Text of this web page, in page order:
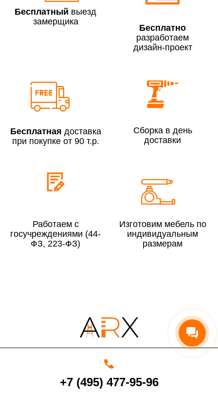
Сборка по Москве в будние дни при заказе:
До 300 000 руб.
Свыше 300 000 руб.
Сборка в выходные дни и вечернее время:
Срок возврата товара надлежащего качества составляет 30 дней с
момента получения товара.
Возврат переведенных средств производится на Ваш банковский
счет в течение 5-30 рабочих дней (срок зависит от банка, который
Бесплатный выезд
замерщика
Бесплатно
разработаем
дизайн-проект
Бесплатная доставка
при покупке от 90 т.р.
Сборка в день
доставки
Работаем с
госучреждениями (44-
ФЗ, 223-ФЗ)
Изготовим мебель по
индивидуальным
размерам
+7 (495) 477-95-96